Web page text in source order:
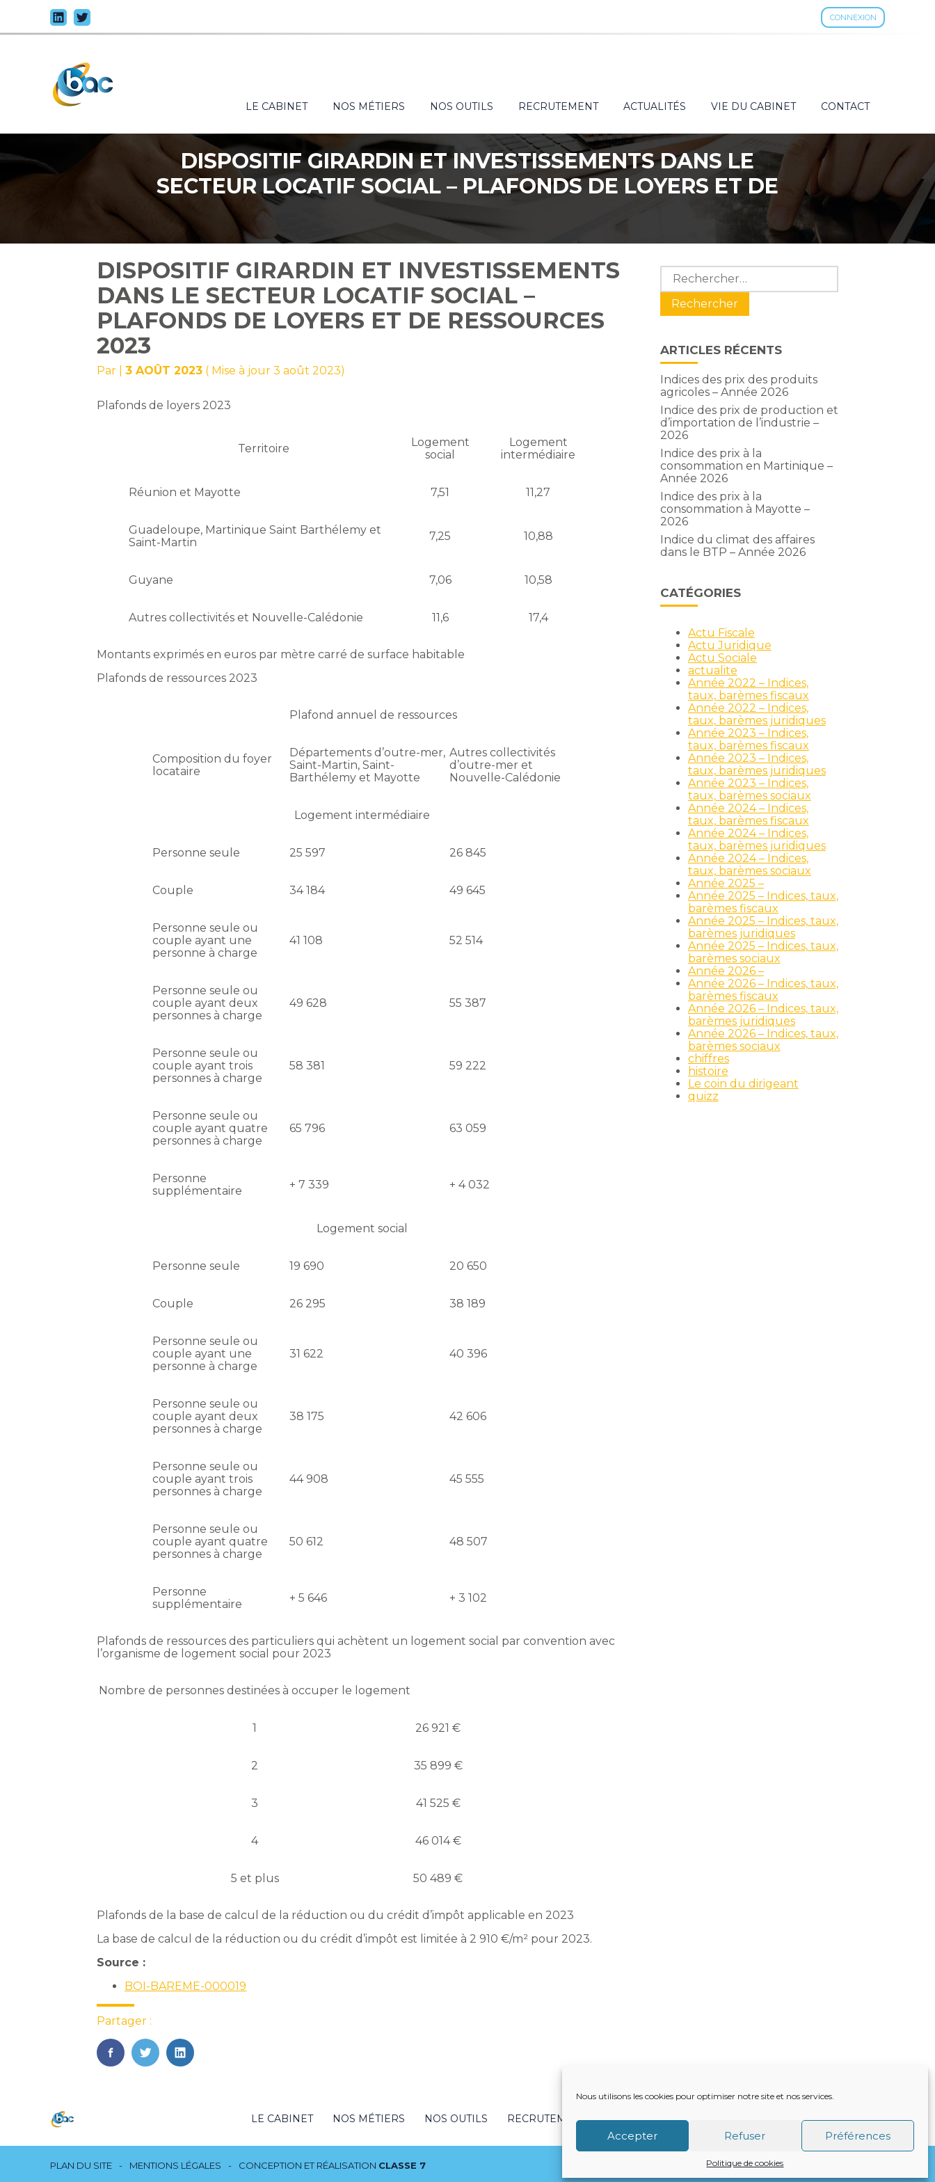
Nous utilisons les cookies pour optimiser notre site et nos services.
Accepter Refuser Préférences
Politique de cookies
CONNEXION
au
contenu
Principal
LE CABINET NOS MÉTIERS NOS OUTILS RECRUTEMENT ACTUALITÉS VIE DU CABINET CONTACT
DISPOSITIF GIRARDIN ET INVESTISSEMENTS DANS LE
SECTEUR LOCATIF SOCIAL – PLAFONDS DE LOYERS ET DE
DISPOSITIF GIRARDIN ET INVESTISSEMENTS
DANS LE SECTEUR LOCATIF SOCIAL –
PLAFONDS DE LOYERS ET DE RESSOURCES
2023
Par |3 AOÛT 2023 ( Mise à jour 3 août 2023)
Plafonds de loyers 2023
Territoire
Logement
social
Logement
intermédiaire
Réunion et Mayotte 7,51 11,27
Guadeloupe, Martinique Saint Barthélemy et
Saint-Martin
7,25 10,88
Guyane 7,06 10,58
Autres collectivités et Nouvelle-Calédonie 11,6 17,4
Montants exprimés en euros par mètre carré de surface habitable
Plafonds de ressources 2023
Plafond annuel de ressources
Composition du foyer
locataire
Départements d’outre-mer,
Saint-Martin, Saint-
Barthélemy et Mayotte
Autres collectivités
d’outre-mer et
Nouvelle-Calédonie
Logement intermédiaire
Personne seule 25 597 26 845
Couple 34 184 49 645
Personne seule ou
couple ayant une
personne à charge
41 108 52 514
Personne seule ou
couple ayant deux
personnes à charge
49 628 55 387
Personne seule ou
couple ayant trois
personnes à charge
58 381 59 222
Personne seule ou
couple ayant quatre
personnes à charge
65 796 63 059
Personne
supplémentaire
+ 7 339 + 4 032
Logement social
Personne seule 19 690 20 650
Couple 26 295 38 189
Personne seule ou
couple ayant une
personne à charge
31 622 40 396
Personne seule ou
couple ayant deux
personnes à charge
38 175 42 606
Personne seule ou
couple ayant trois
personnes à charge
44 908 45 555
Personne seule ou
couple ayant quatre
personnes à charge
50 612 48 507
Personne
supplémentaire
+ 5 646 + 3 102
Plafonds de ressources des particuliers qui achètent un logement social par convention avec
l’organisme de logement social pour 2023
Nombre de personnes destinées à occuper le logement
1 26 921 €
2 35 899 €
3 41 525 €
4 46 014 €
5 et plus 50 489 €
Plafonds de la base de calcul de la réduction ou du crédit d’impôt applicable en 2023
La base de calcul de la réduction ou du crédit d’impôt est limitée à 2 910 €/m² pour 2023.
Source :
BOI-BAREME-000019
Partager :
FaceBook
TwitterLinkedIn
Blog
sidebar
Rechercher :
ARTICLES RÉCENTS
Indices des prix des produits
agricoles – Année 2026
Indice des prix de production et
d’importation de l’industrie –
2026
Indice des prix à la
consommation en Martinique –
Année 2026
Indice des prix à la
consommation à Mayotte –
2026
Indice du climat des affaires
dans le BTP – Année 2026
CATÉGORIES
Actu Fiscale
Actu Juridique
Actu Sociale
actualite
Année 2022 – Indices,
taux, barèmes fiscaux
Année 2022 – Indices,
taux, barèmes juridiques
Année 2023 – Indices,
taux, barèmes fiscaux
Année 2023 – Indices,
taux, barèmes juridiques
Année 2023 – Indices,
taux, barèmes sociaux
Année 2024 – Indices,
taux, barèmes fiscaux
Année 2024 – Indices,
taux, barèmes juridiques
Année 2024 – Indices,
taux, barèmes sociaux
Année 2025 –
Année 2025 – Indices, taux,
barèmes fiscaux
Année 2025 – Indices, taux,
barèmes juridiques
Année 2025 – Indices, taux,
barèmes sociaux
Année 2026 –
Année 2026 – Indices, taux,
barèmes fiscaux
Année 2026 – Indices, taux,
barèmes juridiques
Année 2026 – Indices, taux,
barèmes sociaux
chiffres
histoire
Le coin du dirigeant
quizz
Footer
LE CABINET NOS MÉTIERS NOS OUTILS RECRUTEMENT NOTRE ACTUALITÉ VIE DU CABINET CONTACT
Footer
PLAN DU SITE MENTIONS LÉGALES CONCEPTION ET RÉALISATION CLASSE 7